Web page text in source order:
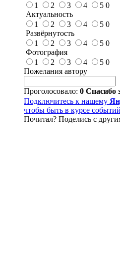
1
2 3 4 5 0
Актуальность
1
2 3 4 5 0
Развёрнутость
1
2 3 4 5 0
Фотография
1
2 3 4 5 0
Пожелания автору
Проголосовало: 0 Спасибо
Подключитесь к нашему
чтобы быть в курсе
Почитал? Поделись с